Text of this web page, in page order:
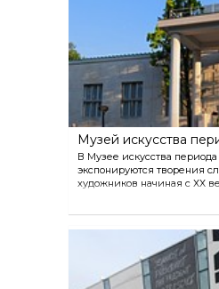
карниольские реки»
копия которого
Музей искусства
В Музее искусства
экспонируются творения
художников начиная с ХХ
многочисленные выставки.
коллекции, относящаяся к
современного искусства